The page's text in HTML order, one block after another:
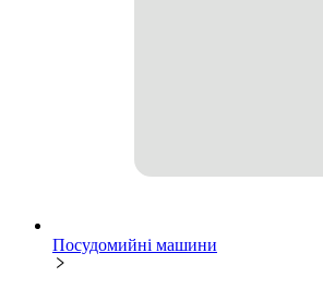
Посудомийні машини